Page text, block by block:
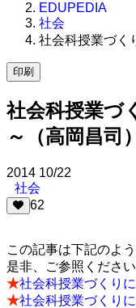
EDUPEDIA
社会
社会科授業づ
印刷
社会科授業
～（高岡昌司）
2014 10/22
社会
62
この記事は下記のよ
是非、ご参照ください
★社会科授業づくり
★社会科授業づくり